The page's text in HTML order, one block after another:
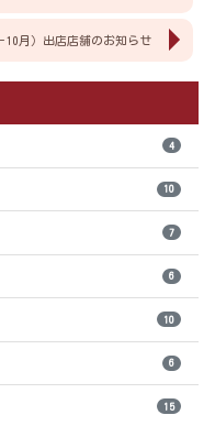
月）出店店舗のお知らせ
4
10
7
6
10
6
15